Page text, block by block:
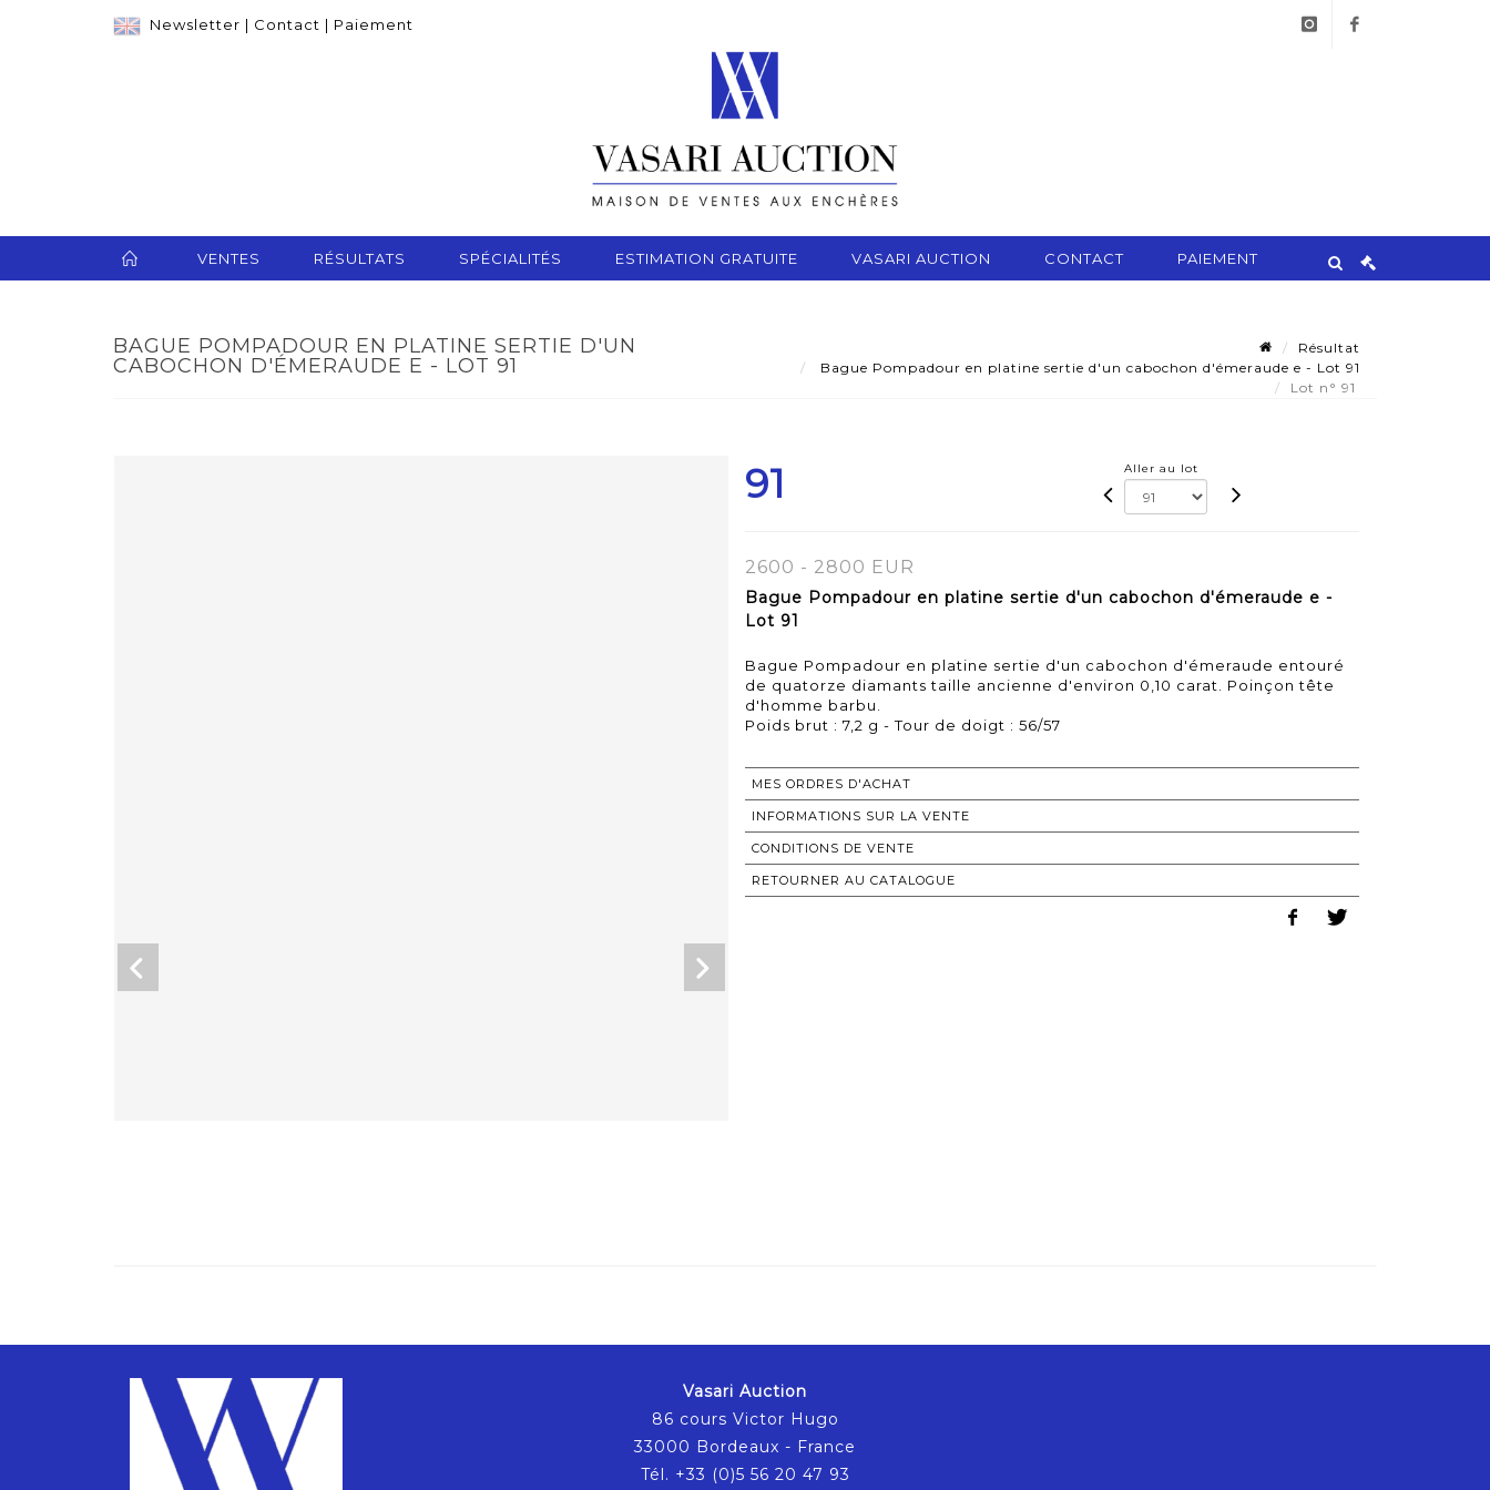
Newsletter | Contact | Paiement
VENTES RÉSULTATS SPÉCIALITÉS ESTIMATION GRATUITE VASARI AUCTION CONTACT PAIEMENT
BAGUE POMPADOUR EN PLATINE SERTIE D'UN
CABOCHON D'ÉMERAUDE E - LOT 91
Résultat
Bague Pompadour en platine sertie d'un cabochon d'émeraude e - Lot 91
Lot n° 91
91 Aller au lot
2600 - 2800 EUR
Bague Pompadour en platine sertie d'un cabochon d'émeraude e -
Lot 91
Bague Pompadour en platine sertie d'un cabochon d'émeraude entouré
de quatorze diamants taille ancienne d'environ 0,10 carat. Poinçon tête
d'homme barbu.
Poids brut : 7,2 g - Tour de doigt : 56/57
MES ORDRES D'ACHAT
INFORMATIONS SUR LA VENTE
CONDITIONS DE VENTE
RETOURNER AU CATALOGUE
Vasari Auction
86 cours Victor Hugo
33000 Bordeaux - France
Tél. +33 (0)5 56 20 47 93